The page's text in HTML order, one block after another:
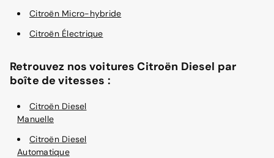
Citroën Micro-hybride
Citroën Électrique
Retrouvez nos voitures Citroën Diesel par
boîte de vitesses :
Citroën Diesel
Manuelle
Citroën Diesel
Automatique